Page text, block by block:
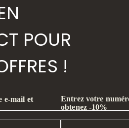
POUR
!
e-mail et
Entrez votre
obtenez -10%